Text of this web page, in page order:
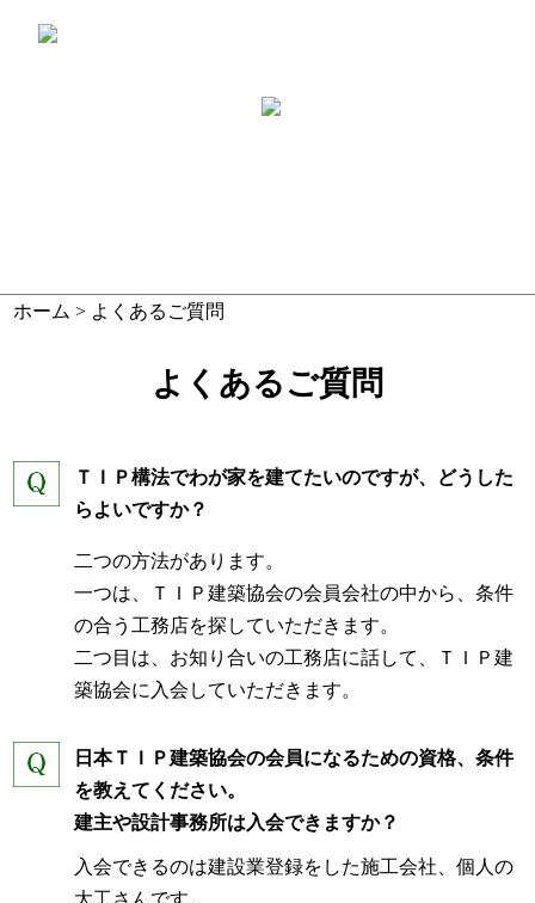
ホーム > よくあるご質問
よくあるご質問
ＴＩＰ構法でわが家を建てたいのですが、どうした
らよいですか？
二つの方法があります。
一つは、ＴＩＰ建築協会の会員会社の中から、条件
の合う工務店を探していただきます。
二つ目は、お知り合いの工務店に話して、ＴＩＰ建
築協会に入会していただきます。
日本ＴＩＰ建築協会の会員になるための資格、条件
を教えてください。
建主や設計事務所は入会できますか？
入会できるのは建設業登録をした施工会社、個人の
大工さんです。